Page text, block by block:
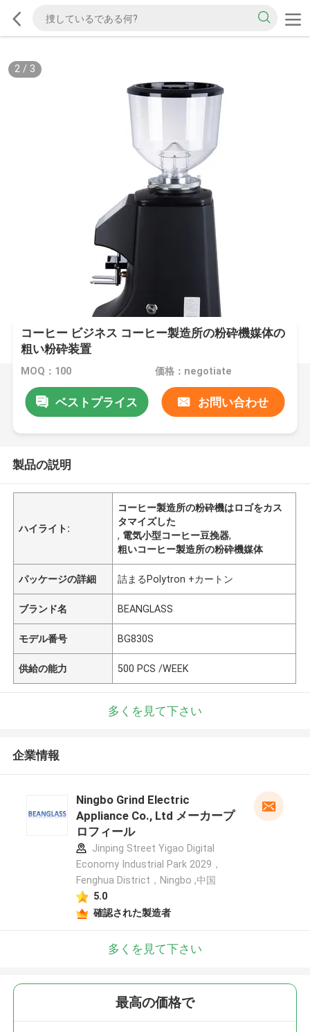
2/ 3
コーヒー ビジネス コーヒー製造所の粉砕機媒体の
粗い粉砕装置
MOQ：100 価格：negotiate
ベストプライス お問い合わせ
製品の説明
ハイライト:
コーヒー製造所の粉砕機はロゴをカス
タマイズした
, 電気小型コーヒー豆挽器,
粗いコーヒー製造所の粉砕機媒体
パッケージの詳細 詰まるPolytron +カートン
ブランド名 BEANGLASS
モデル番号 BG830S
供給の能力 500 PCS /WEEK
多くを見て下さい
企業情報
Ningbo Grind Electric
Appliance Co., Ltd メーカープ
ロフィール
Jinping Street Yigao Digital
Economy Industrial Park 2029，
Fenghua District，Ningbo ,中国
5.0
確認された製造者
多くを見て下さい
最高の価格で